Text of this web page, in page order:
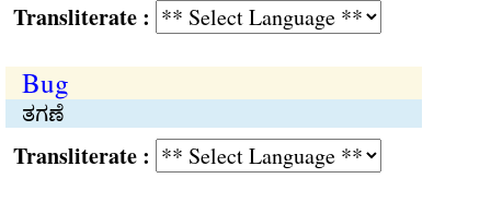
:
Bug
ತಗಣೆ
: